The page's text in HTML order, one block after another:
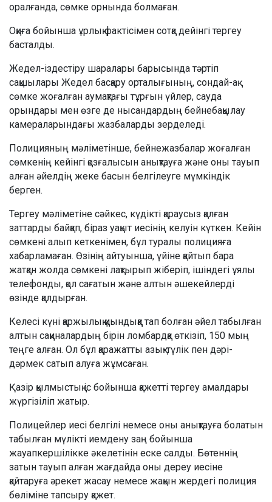
оралғанда, сөмке орнында болмаған.
Оқиға бойынша ұрлық фактісімен сотқа дейінгі тергеу
басталды.
Жедел-іздестіру шаралары барысында тәртіп
сақшылары Жедел басқару орталығының, сондай-ақ
сөмке жоғалған аумақтағы тұрғын үйлер, сауда
орындары мен өзге де нысандардың бейнебақылау
камераларындағы жазбаларды зерделеді.
Полицияның мәліметінше, бейнежазбалар жоғалған
сөмкенің кейінгі қозғалысын анықтауға және оны тауып
алған әйелдің жеке басын белгілеуге мүмкіндік
берген.
Тергеу мәліметіне сәйкес, күдікті қараусыз қалған
заттарды байқап, біраз уақыт иесінің келуін күткен. Кейін
сөмкені алып кеткенімен, бұл туралы полицияға
хабарламаған. Өзінің айтуынша, үйіне қайтып бара
жатқан жолда сөмкені лақтырып жіберіп, ішіндегі ұялы
телефонды, қол сағатын және алтын әшекейлерді
өзінде қалдырған.
Келесі күні қаржылық қиындыққа тап болған әйел табылған
алтын сақиналардың бірін ломбардқа өткізіп, 150 мың
теңге алған. Ол бұл қаражатты азық-түлік пен дәрі-
дәрмек сатып алуға жұмсаған.
Қазір қылмыстық іс бойынша қажетті тергеу амалдары
жүргізіліп жатыр.
Полицейлер иесі белгілі немесе оны анықтауға болатын
табылған мүлікті иемдену заң бойынша
жауапкершілікке әкелетінін еске салды. Бөтеннің
затын тауып алған жағдайда оны дереу иесіне
қайтаруға әрекет жасау немесе жақын жердегі полиция
бөліміне тапсыру қажет.